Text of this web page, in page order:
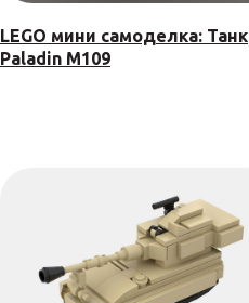
LEGO мини самоделка: Танк
Paladin M109